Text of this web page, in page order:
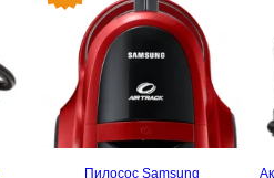
Пилосос Samsung